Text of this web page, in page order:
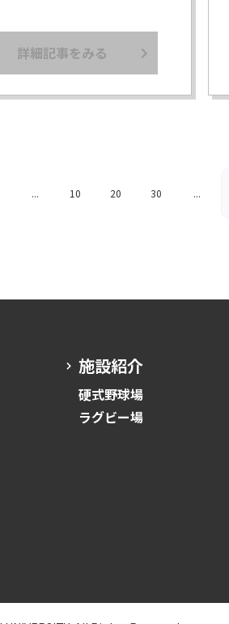
詳細記事をみる
... 10 20 30 ...
施設紹介
硬式野球場
ラグビー場